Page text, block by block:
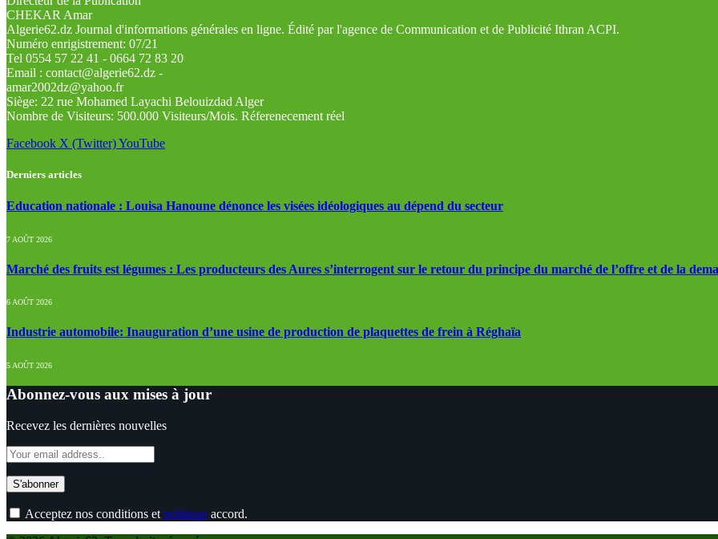
CHEKAR Amar
Algerie62.dz Journal d'informations générales en ligne. Édité par l'agence de Communication et de Publicité Ithran ACPI.
Numéro enrigistrement: 07/21
Tel 0554 57 22 41 - 0664 72 83 20
Email : contact@algerie62.dz -
amar2002dz@yahoo.fr
Siège: 22 rue Mohamed Layachi Belouizdad Alger
Nombre de Visiteurs: 500.000 Visiteurs/Mois. Réferenecement réel
Facebook X (Twitter)YouTube
Derniers articles
Education nationale : Louisa Hanoune dénonce les visées idéologiques au dépend du secteur
7 AOÛT 2026
Marché des fruits est légumes : Les producteurs des Aures s’interrogent sur le retour du principe du marché de l’offre et de la
6 AOÛT 2026
Industrie automobile: Inauguration d’une usine de production de plaquettes de frein à Réghaïa
5 AOÛT 2026
Abonnez-vous aux mises à jour
Recevez les dernières nouvelles
Acceptez nos conditions et politique accord.